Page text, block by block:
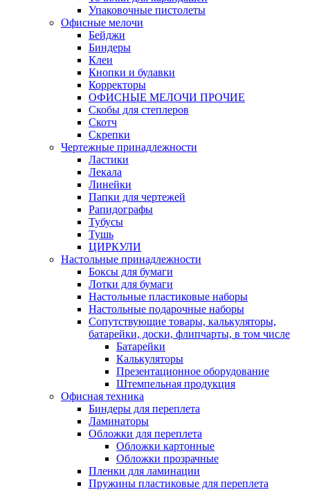
Упаковочные пистолеты
Офисные мелочи
Бейджи
Биндеры
Клеи
Кнопки и булавки
Корректоры
ОФИСНЫЕ МЕЛОЧИ ПРОЧИЕ
Скобы для степлеров
Скотч
Скрепки
Чертежные принадлежности
Ластики
Лекала
Линейки
Папки для чертежей
Рапидографы
Тубусы
Тушь
ЦИРКУЛИ
Настольные принадлежности
Боксы для бумаги
Лотки для бумаги
Настольные пластиковые наборы
Настольные подарочные наборы
Сопутствующие товары, калькуляторы,
батарейки, доски, флипчарты, в том числе
Батарейки
Калькуляторы
Презентационное оборудование
Штемпельная продукция
Офисная техника
Биндеры для переплета
Ламинаторы
Обложки для переплета
Обложки картонные
Обложки прозрачные
Пленки для ламинации
Пружины пластиковые для переплета